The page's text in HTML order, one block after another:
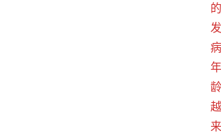
的
发
病
年
龄
越
来